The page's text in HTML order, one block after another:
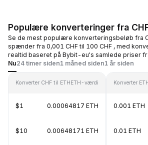
Populære konverteringer fra
Se de mest populære konverteringsbeløb fra
spænder fra 0,001 CHF til 100 CHF , med
realtid baseret på Bybit-eu's samlede priser
Nu24 timer siden1 måned siden1 år siden
Konverter CHF til ETHETH-værdi
$1 0.00064817 ETH
$10 0.00648171 ETH
Konverter
0.001 ETH
0.01 ETH